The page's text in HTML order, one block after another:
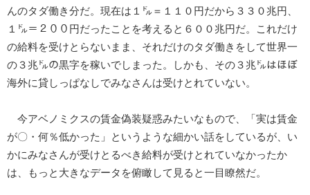
んのタダ働き分だ。現在は１㌦＝１１０円だから３３０兆円、
１㌦＝２００円だったことを考えると６００兆円だ。これだけ
の給料を受けとらないまま、それだけのタダ働きをして世界一
の３兆㌦の黒字を稼いでしまった。しかも、その３兆㌦はほぼ
海外に貸しっぱなしでみなさんは受けとれていない。
今アベノミクスの賃金偽装疑惑みたいなもので、「実は賃金
が〇・何％低かった」というような細かい話をしているが、い
かにみなさんが受けとるべき給料が受けとれていなかったか
は、もっと大きなデータを俯瞰して見ると一目瞭然だ。